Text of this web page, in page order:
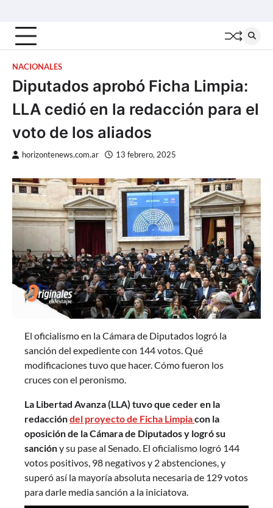
content
NACIONALES
Diputados aprobó Ficha Limpia:
LLA cedió en la redacción para el
voto de los aliados
horizontenews.com.ar 13 febrero, 2025
El oficialismo en la Cámara de Diputados logró la
sanción del expediente con 144 votos. Qué
modificaciones tuvo que hacer. Cómo fueron los
cruces con el peronismo.
La Libertad Avanza (LLA) tuvo que ceder en la
redaccióndel proyecto de Ficha Limpiacon la
oposición de la Cámara de Diputados y logró su
sancióny su pase al Senado. El oficialismo logró 144
votos positivos, 98 negativos y 2 abstenciones, y
superó así la mayoría absoluta necesaria de 129 votos
para darle media sanción a la iniciatova.